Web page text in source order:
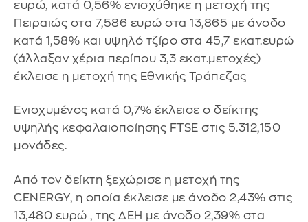
ευρώ, κατά 0,56% ενισχύθηκε η μετοχή της
Πειραιώς στα 7,586 ευρώ στα 13,865 με άνοδο
κατά 1,58% και υψηλό τζίρο στα 45,7 εκατ.ευρώ
(άλλαξαν χέρια περίπου 3,3 εκατ.μετοχές)
έκλεισε η μετοχή της Εθνικής Τράπεζας
Ενισχυμένος κατά 0,7% έκλεισε ο δείκτης
υψηλής κεφαλαιοποίησης FTSE στις 5.312,150
μονάδες.
Από τον δείκτη ξεχώρισε η μετοχή της
CENERGY, η οποία έκλεισε με άνοδο 2,43% στις
13,480 ευρώ , της ΔΕΗ με άνοδο 2,39% στα